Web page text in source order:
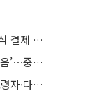
가입 문턱 낮추는 토스 페이스페이⋯얼굴인식 결제 확산 속도낸다
5대 은행, 상반기 9조 벌었지만 ‘건전성 뒷걸음’⋯중기대출 문턱 높아지나
세제 개편에 복잡해진 자산가 셈법⋯강남 고령자·다주택자 ‘자산재편 고심’